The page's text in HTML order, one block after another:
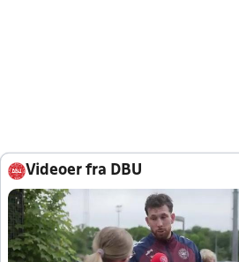
Videoer fra DBU